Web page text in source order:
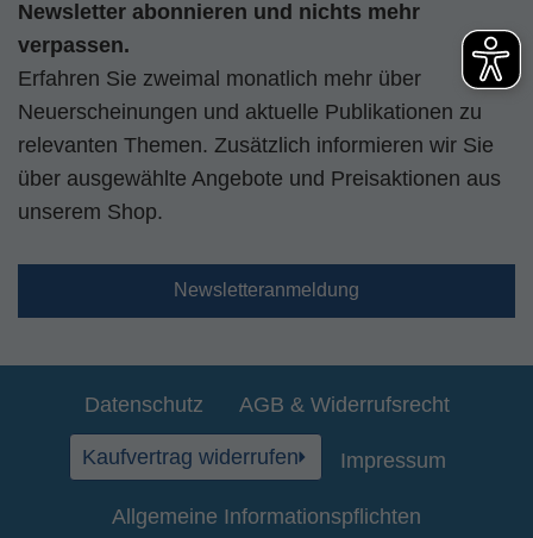
Newsletter abonnieren und nichts mehr
verpassen.
Erfahren Sie zweimal monatlich mehr über
Neuerscheinungen und aktuelle Publikationen zu
relevanten Themen. Zusätzlich informieren wir Sie
über ausgewählte Angebote und Preisaktionen aus
unserem Shop.
Newsletteranmeldung
Datenschutz AGB & Widerrufsrecht
Kaufvertrag widerrufen Impressum
Allgemeine Informationspflichten